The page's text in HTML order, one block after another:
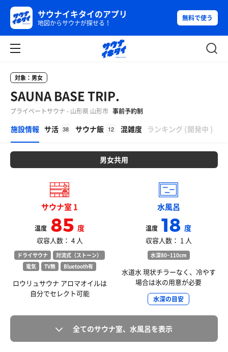
サウナイキタイのアプリ
地図からサウナが探せる！
無料で使う
対象：男女
SAUNA BASE TRIP.
プライベートサウナ - 山形県 山形市 事前予約制
施設情報 サ活 38 サウナ飯 12 混雑度 ランキング (開発中 )
男女共用
サウナ室 1
温度 85度
収容人数： 4 人
ドライサウナ
対流式（ストーン）
電気
TV無 Bluetooth有
ロウリュサウナ アロマオイルは
自分でセレクト可能
水風呂
温度 18度
収容人数： 1 人
水深80~110cm
水道水 現状チラーなく、冷やす
場合は氷の用意が必要
水深の目安
全てのサウナ室、水風呂を表示